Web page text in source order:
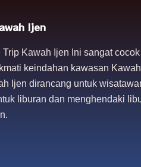
Ijen
Trip Kawah Ijen Ini sangat
keindahan kawasan
Ijen dirancang untuk
liburan dan menghendaki